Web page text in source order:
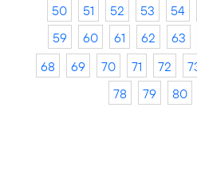
50
51 52 53 54
59
60 61 62 63
68
69 70 71 72
78
79 80